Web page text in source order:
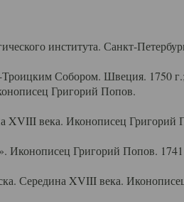
института. Санкт-
Собором. Швеция. 1750 г.;
Григорий Попов.
XVIII века. Иконописец Григорий
Иконописец Григорий Попов. 1741
Середина XVIII века.